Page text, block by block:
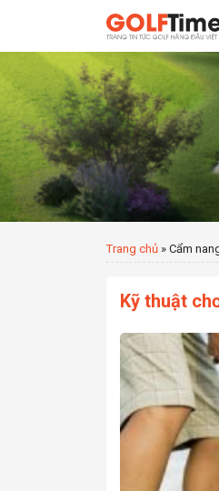
Trang chủ » Cẩm
Kỹ thuật